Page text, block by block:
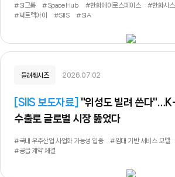
#SI그룹 #SpaceHub #한화에어로스페이스 #한화시
#쎄트렉아이
#SIIS #SIA
들려줘시즈 2026.07.02
SIIS 보도자료
수출로 글로벌 시장 뚫었다
#국내 우주산업 사업화 가능성 입증 #임대 기반 서비스 모델
#공급 계약 체결